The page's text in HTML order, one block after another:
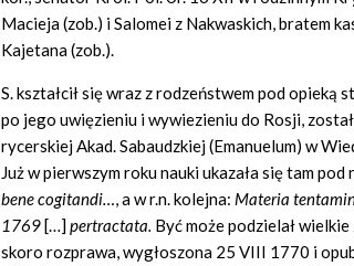
Macieja (zob.) i Salomei z Nakwaskich, bratem
Kajetana (zob.).
S. kształcił się wraz z rodzeństwem pod opieką
po jego uwięzieniu i wywiezieniu do Rosji,
rycerskiej Akad. Sabaudzkiej (Emanuelum) w
Już w pierwszym roku nauki ukazała się tam
bene cogitandi…,a w r.n. kolejna: Materia
1769[…]pertractata. Być może podzielał
skoro rozprawa, wygłoszona 25 VIII 1770 i